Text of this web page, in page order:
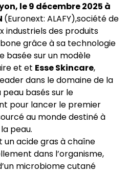
le 9 décembre 2025 à
(Euronext: ALAFY),société de
industriels des produits
grâce à sa technologie
basée sur un modèle
et et Esse Skincare,
dans le domaine de la
basés sur le
pour lancer le premier
au monde destiné à
peau.
un acide gras à chaîne
dans l’organisme,
microbiome cutané